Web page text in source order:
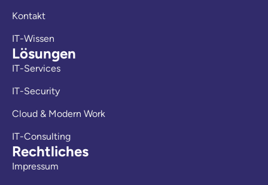
Kontakt
IT-Wissen
Lösungen
IT-Services
IT-Security
Cloud & Modern Work
IT-Consulting
Rechtliches
Impressum